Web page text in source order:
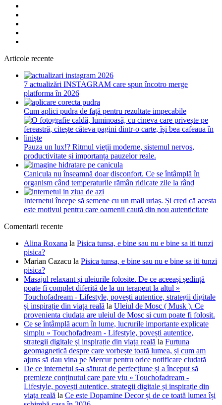
Articole recente
7 actualizări INSTAGRAM care spun încotro merge
platforma în 2026
Cum aplici pudra de față pentru rezultate impecabile
Pauza un lux!? Ritmul vieții moderne, sistemul nervos,
productivitate și importanța pauzelor reale.
Canicula nu înseamnă doar disconfort. Ce se întâmplă în
organism când temperaturile rămân ridicate zile la rând
Internetul începe să semene cu un mall uriaș. Și cred că acesta
este motivul pentru care oamenii caută din nou autenticitate
Comentarii recente
Alina Roxana la Pisica tunsa, e bine sau nu e bine sa iti tunzi
pisica?
Marian Cazacu la Pisica tunsa, e bine sau nu e bine sa iti tunzi
pisica?
Masajul relaxant și uleiurile folosite. De ce aceeași ședință
poate fi complet diferită de la un terapeut la altul »
Touchofadream - Lifestyle, povești autentice, strategii digitale
și inspirație din viața reală la Uleiul de Mosc ( Musk ). Ce
provenienta ciudata are uleiul de Mosc si cum poate fi folosit.
Ce se întâmplă acum în lume, lucrurile importante explicate
simplu » Touchofadream - Lifestyle, povești autentice,
strategii digitale și inspirație din viața reală la Furtuna
geomagnetică despre care vorbește toată lumea, și cum am
ajuns să dau vina pe Mercur pentru orice notificare ciudată
De ce internetul s-a săturat de perfecțiune și a început să
premieze conținutul care pare viu » Touchofadream -
Lifestyle, povești autentice, strategii digitale și inspirație din
viața reală la Ce este Dopamine Decor și de ce toată lumea își